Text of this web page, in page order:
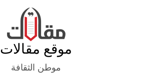
موقع مقالات
موطن الثقافة